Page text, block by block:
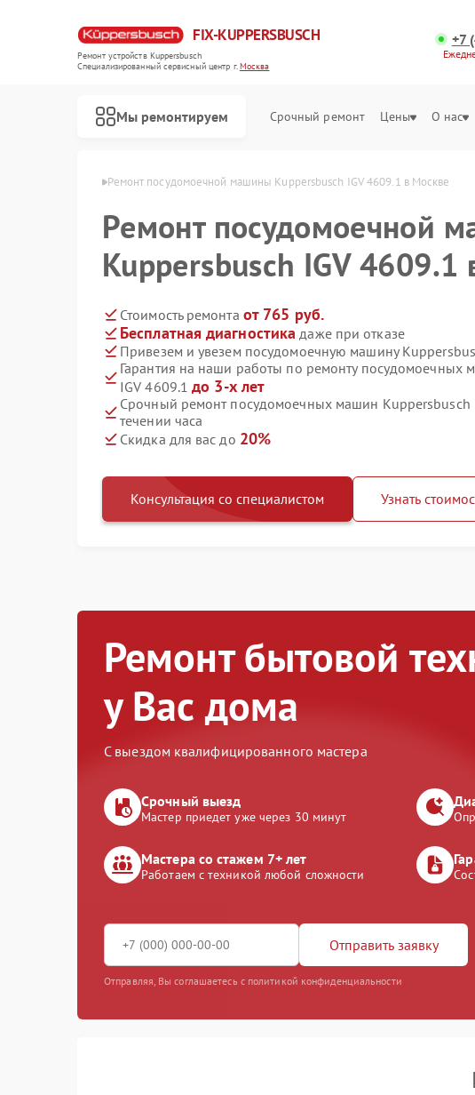
FIX-KUPPERSBUSCH
Ремонт устройств Kuppersbusch
Специализированный cервисный центр г.Москва
+7
Мы ремонтируем Срочный ремонт Цены О нас
Ремонт посудомоечной машины Kuppersbusch IGV 4609.1 в Москве
Ремонт посудомоечной
Kuppersbusch IGV 4609.1
Стоимость ремонта от 765 руб.
Бесплатная диагностика даже при отказе
Привезем и увезем посудомоечную машину
Гарантия на наши работы по ремонту посудомоечных
IGV 4609.1до 3-х лет
Срочный ремонт посудомоечных машин Kuppersbusch
течении часа
Скидка для вас до 20%
Консультация со специалистом Узнать
Ремонт бытовой
у Вас дома
С выездом квалифицированного мастера
Срочный выезд
Мастер приедет уже через 30 минут
Мастера со стажем 7+ лет
Работаем с техникой любой сложности
Отправить заявку
Отправляя, Вы соглашаетесь с политикой конфиденциальности